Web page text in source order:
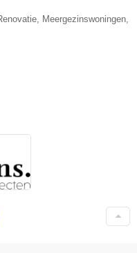
Meergezinswoningen,